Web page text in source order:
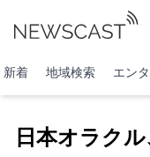
新着 地域検索 エン
日本オラク